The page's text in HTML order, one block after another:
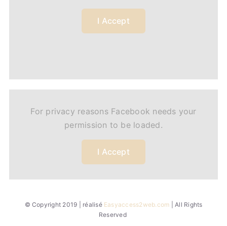
I Accept
For privacy reasons Facebook needs your
permission to be loaded.
I Accept
© Copyright 2019 | réalisé Easyaccess2web.com | All Rights
Reserved